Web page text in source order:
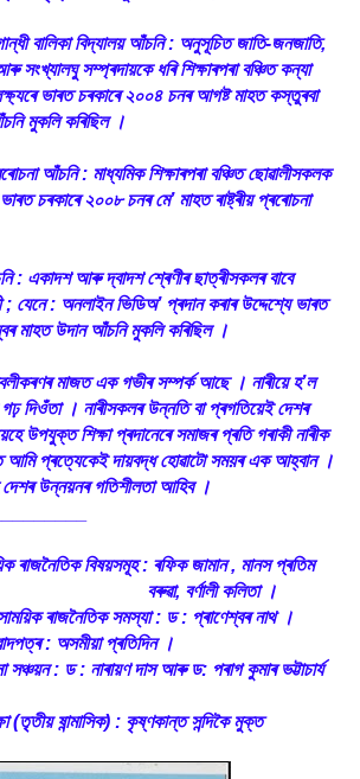
বিদ্যালয় আঁচনি : অনুসূচিত জাতি-জনজাতি,
সংখ্যালঘু সম্প্ৰদায়কে ধৰি শিক্ষাৰপৰা বঞ্চিত কন্যা
ভাৰত চৰকাৰে ২০০৪ চনৰ আগষ্ট মাহত কস্তুৰবা
মুকলি কৰিছিল ।
আঁচনি : মাধ্যমিক শিক্ষাৰপৰা বঞ্চিত ছোৱালীসকলক
চৰকাৰে ২০০৮ চনৰ মে’ মাহত ৰাষ্ট্ৰীয় প্ৰৰোচনা
আৰু দ্বাদশ শ্ৰেণীৰ ছাত্ৰীসকলৰ বাবে
; যেনে : অনলাইন ভিডিঅ’ প্ৰদান কৰাৰ উদ্দেশ্যে ভাৰত
মাহত উদান আঁচনি মুকলি কৰিছিল ।
মাজত এক গভীৰ সম্পৰ্ক আছে । নাৰীয়ে হ’ল
দিওঁতা । নাৰীসকলৰ উন্নতি বা প্ৰগতিয়েই দেশৰ
উপযুক্ত শিক্ষা প্ৰদানেৰে সমাজৰ প্ৰতি গৰাকী নাৰীক
আমি প্ৰত্যেকেই দায়বদ্ধ হোৱাটো সময়ৰ এক আহ্বান ।
দেশৰ উন্নয়নৰ গতিশীলতা আহিব ।
ৰাজনৈতিক বিষয়সমূহ : ৰফিক জামান , মানস প্ৰতিম
কলিতা ।
সমস্যা : ড : প্ৰাণেশ্বৰ নাথ ।
প্ৰতিদিন ।
: নাৰায়ণ দাস আৰু ড: পৰাগ কুমাৰ ভট্টাচাৰ্য
: কৃষ্ণকান্ত সন্দিকৈ মুক্ত